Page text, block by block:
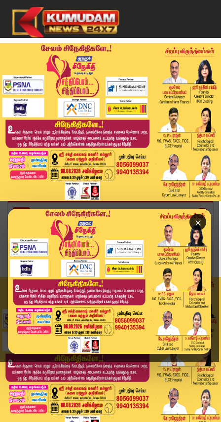
×
Home
விளையாட்டு
IND vs SA: தொடரை கைப்பற்றும் முனைப்பில் களமிறங்...